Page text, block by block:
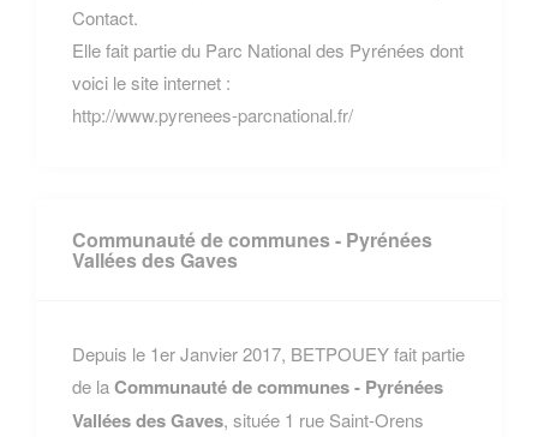
Contact.
Elle fait partie du Parc National des Pyrénées dont
voici le site internet :
http://www.pyrenees-parcnational.fr/
Communauté de communes - Pyrénées
Vallées des Gaves
Depuis le 1er Janvier 2017, BETPOUEY fait partie
de laCommunauté de communes - Pyrénées
Vallées des Gaves, située 1 rue Saint-Orens